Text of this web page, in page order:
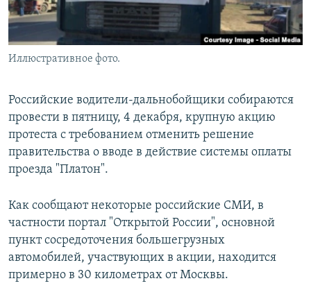
Иллюстративное фото.
Российские водители-дальнобойщики собираются
провести в пятницу, 4 декабря, крупную акцию
протеста с требованием отменить решение
правительства о вводе в действие системы оплаты
проезда "Платон".
Как сообщают некоторые российские СМИ, в
частности портал "Открытой России", основной
пункт сосредоточения большегрузных
автомобилей, участвующих в акции, находится
примерно в 30 километрах от Москвы.